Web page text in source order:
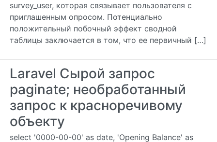
survey_user, которая связывает пользователя с
приглашенным опросом. Потенциально
положительный побочный эффект сводной
таблицы заключается в том, что ее первичный […]
Laravel Сырой запрос
paginate; необработанный
запрос к красноречивому
объекту
select '0000-00-00' as date, 'Opening Balance' as